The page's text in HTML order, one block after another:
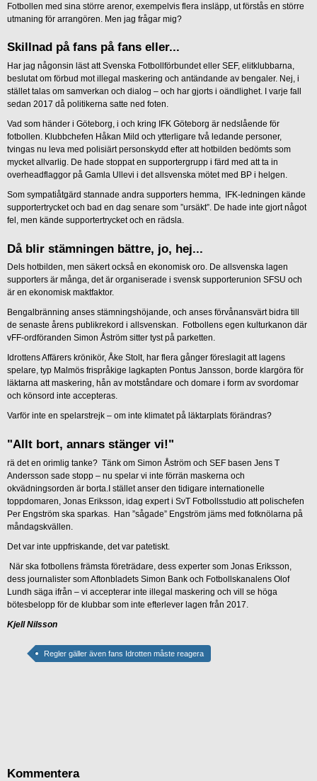
Fotbollen med sina större arenor, exempelvis flera insläpp, ut förstås en större
utmaning för arrangören. Men jag frågar mig?
Skillnad på fans på fans eller...
Har jag någonsin läst att Svenska Fotbollförbundet eller SEF, elitklubbarna,
beslutat om förbud mot illegal maskering och antändande av bengaler. Nej, i
stället talas om samverkan och dialog – och har gjorts i oändlighet. I varje fall
sedan 2017 då politikerna satte ned foten.
Vad som händer i Göteborg, i och kring IFK Göteborg är nedslående för
fotbollen. Klubbchefen Håkan Mild och ytterligare två ledande personer,
tvingas nu leva med polisiärt personskydd efter att hotbilden bedömts som
mycket allvarlig. De hade stoppat en supportergrupp i färd med att ta in
overheadflaggor på Gamla Ullevi i det allsvenska mötet med BP i helgen.
Som sympatiåtgärd stannade andra supporters hemma, IFK-ledningen kände
supportertrycket och bad en dag senare som ”ursäkt”. De hade inte gjort något
fel, men kände supportertrycket och en rädsla.
Då blir stämningen bättre, jo, hej...
Dels hotbilden, men säkert också en ekonomisk oro. De allsvenska lagen
supporters är många, det är organiserade i svensk supporterunion SFSU och
är en ekonomisk maktfaktor.
Bengalbränning anses stämningshöjande, och anses förvånansvärt bidra till
de senaste årens publikrekord i allsvenskan. Fotbollens egen kulturkanon där
vFF-ordföranden Simon Åström sitter tyst på parketten.
Idrottens Affärers krönikör, Åke Stolt, har flera gånger föreslagit att lagens
spelare, typ Malmös frispråkige lagkapten Pontus Jansson, borde klargöra för
läktarna att maskering, hån av motståndare och domare i form av svordomar
och könsord inte accepteras.
Varför inte en spelarstrejk – om inte klimatet på läktarplats förändras?
"Allt bort, annars stänger vi!"
rä det en orimlig tanke? Tänk om Simon Åström och SEF basen Jens T
Andersson sade stopp – nu spelar vi inte förrän maskerna och
okvädningsorden är borta.I stället anser den tidigare internationelle
toppdomaren, Jonas Eriksson, idag expert i SvT Fotbollsstudio att polischefen
Per Engström ska sparkas. Han ”sågade” Engström jäms med fotknölarna på
måndagskvällen.
Det var inte uppfriskande, det var patetiskt.
När ska fotbollens främsta företrädare, dess experter som Jonas Eriksson,
dess journalister som Aftonbladets Simon Bank och Fotbollskanalens Olof
Lundh säga ifrån – vi accepterar inte illegal maskering och vill se höga
bötesbelopp för de klubbar som inte efterlever lagen från 2017.
Kjell Nilsson
Regler gäller även fans Idrotten måste reagera
Kommentera